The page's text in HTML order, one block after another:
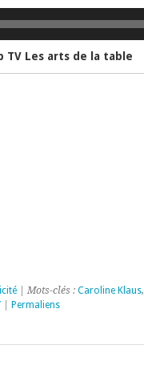
TV Les arts de la table
| Mots-clés : Caroline Klaus,
Permaliens